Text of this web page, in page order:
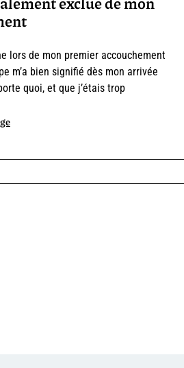
lors de mon premier accouchement
m’a bien signifié dès mon arrivée
quoi, et que j’étais trop